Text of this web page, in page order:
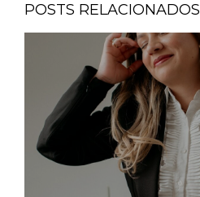
POSTS RELACIONADOS